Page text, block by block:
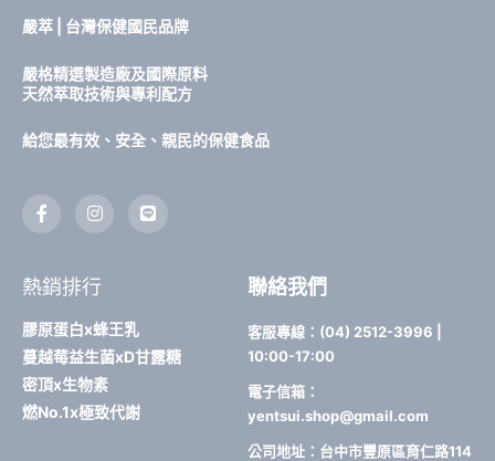
嚴萃 | 台灣保健國民品牌
嚴格精選製造廠及國際原料
天然萃取技術與專利配方
給您最有效、安全、親民的保健食品
F
a
b
o
k
-
f
I
n
a
g
a
m
L
i
熱銷排行
膠原蛋白x蜂王乳
蔓越莓益生菌xD甘露糖
密頂x生物素
燃No.1x極致代謝
聯絡我們
客服專線：(04) 2512-3996 |
10:00-17:00
電子信箱：
yentsui.shop@gmail.com
公司地址：台中市豐原區育仁路114